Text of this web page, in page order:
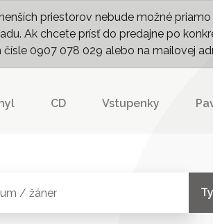
priestorov nebude možné
Ak chcete prísť do predajne po
0907 078 029 alebo na mailovej
CD Vstupenky